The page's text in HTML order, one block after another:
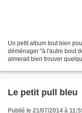
Un petit album tout bien
déménager "à l'autre bout
aimerait bien trouver
Le petit pull bleu
Publié le 21/07/2014 à